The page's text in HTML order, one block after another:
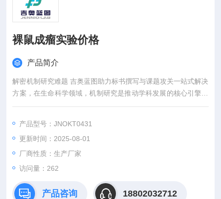
裸鼠成瘤实验价格
产品简介
解密机制研究难题 吉奥蓝图助力标书撰写与课题攻关一站式解决
方案，在生命科学领域，机制研究是推动学科发展的核心引擎。
然而，从创新课题设计到高质量标书撰写，从复杂实验实施到科
困难、成果转化乏力。吉奥蓝图（JENNIO-LAB）依托全链式科
研平台与十年深耕经验，推出"机制研究课题全周期赋能计划"，
为科研工作者提供从理论创新到数据落地的完整解决方案。
产品型号：JNOKT0431
更新时间：2025-08-01
厂商性质：生产厂家
访问量：262
产品咨询 18802032712